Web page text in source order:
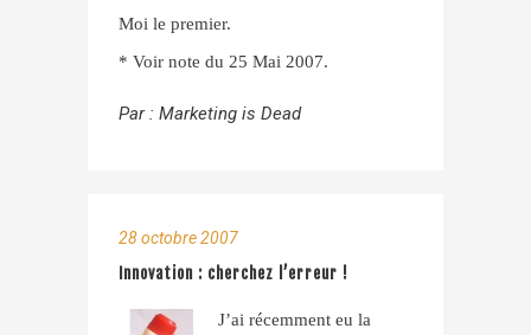
Moi le premier.
* Voir note du 25 Mai 2007.
Par : Marketing is Dead
28 octobre 2007
Innovation : cherchez l’erreur !
J’ai récemment eu la